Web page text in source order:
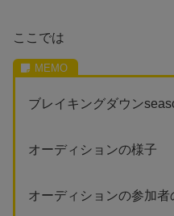
ここでは
ブレイキングダウン
オーディションの様子
オーディションの参加